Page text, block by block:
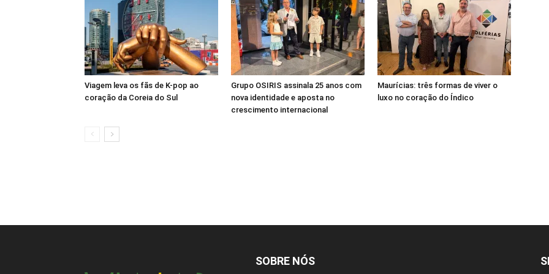
Viagem leva os fãs de K-pop ao
coração da Coreia do Sul
Grupo OSIRIS assinala 25 anos com
nova identidade e aposta no
crescimento internacional
Maurícias: três formas de viver o
luxo no coração do Índico
SOBRE NÓS